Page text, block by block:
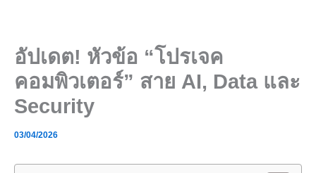
อัปเดต! หัวข้อ “โปรเจค
คอมพิวเตอร์” สาย AI, Data และ
Security
03/04/2026